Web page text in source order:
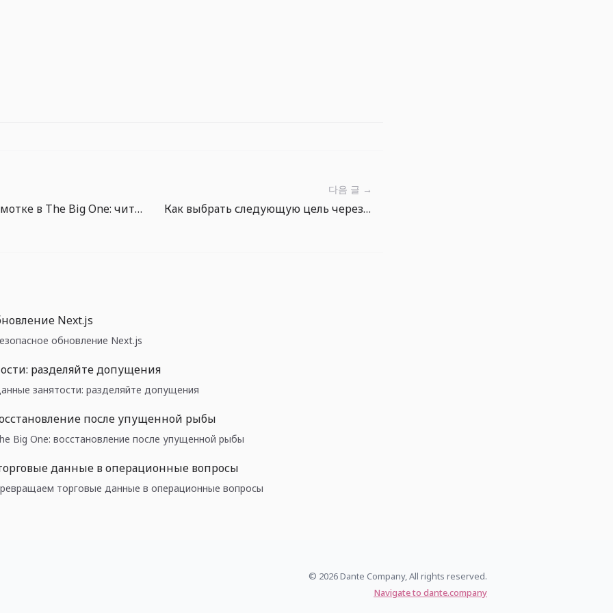
Гайд по подмотке в The Big One: читайте натяжение, а не давите силой
다음 글 →
Как выбрать следующую цель через поиск и фильтры Энциклопедии рыб
Next.js
обновление Next.js
разделяйте допущения
занятости: разделяйте допущения
после упущенной рыбы
Big One: восстановление после упущенной рыбы
данные в операционные вопросы
торговые данные в операционные вопросы
© 2026 Dante Company, All rights reserved.
Navigate to dante.company